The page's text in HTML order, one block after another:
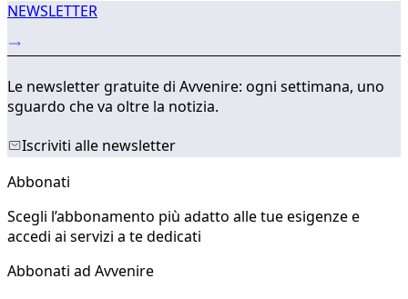
NEWSLETTER
Le newsletter gratuite di Avvenire: ogni settimana, uno
sguardo che va oltre la notizia.
Iscriviti alle newsletter
Abbonati
Scegli l’abbonamento più adatto alle tue esigenze e
accedi ai servizi a te dedicati
Abbonati ad Avvenire